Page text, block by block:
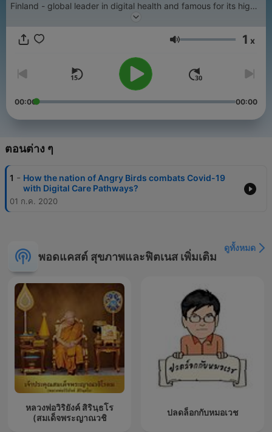
Finland - global leader in digital health and famous for its high-
ระดับเสียง 1 x
00:00 00:00
ตอนต่าง ๆ
1 - How the nation of Angry Birds combats Covid-19
with Digital Care Pathways?
01 ก.ค. 2020
พอดแคสต์ สุขภาพและฟิตเนส เพิ่มเติม
ดูทั้งหมด
หลวงพ่อวิริยังค์ สิรินฺธโร
(สมเด็จพระญาณวชิ
ปลดล็อกกับหมอเวช